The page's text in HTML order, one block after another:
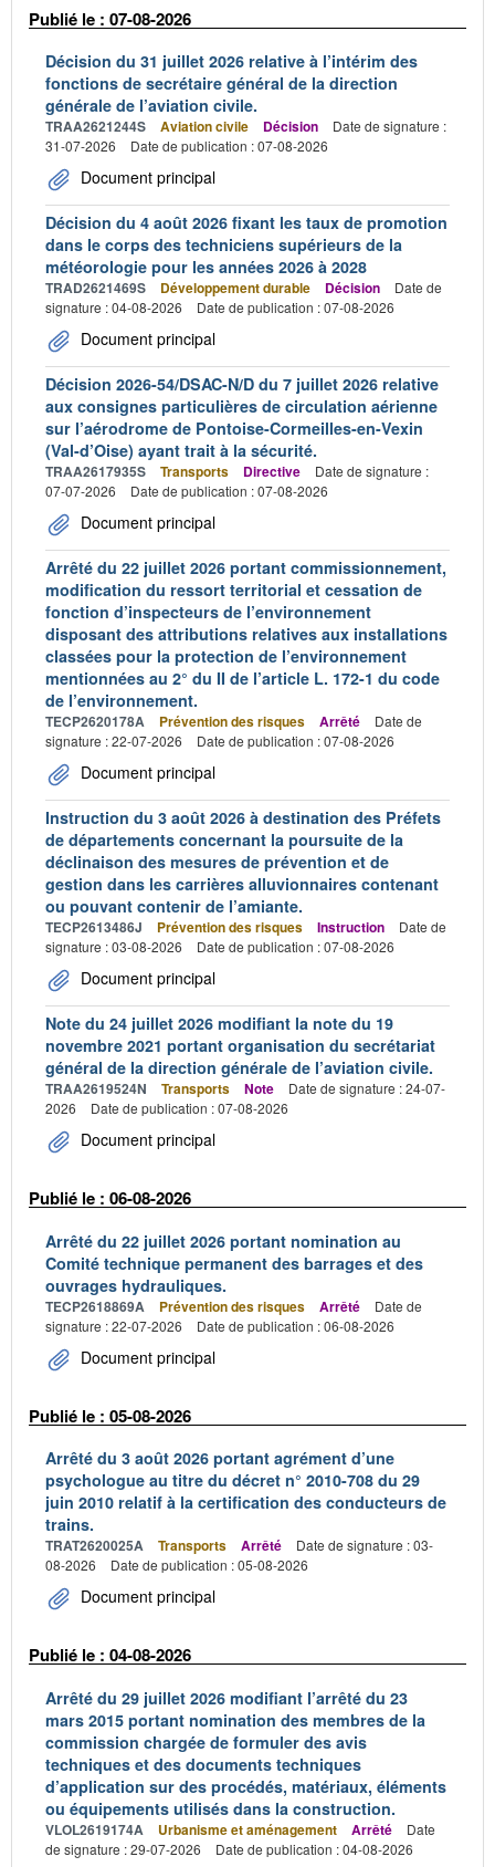
Publié le : 07-08-2026
Décision du 31 juillet 2026 relative à l’intérim des
fonctions de secrétaire général de la direction
générale de l’aviation civile.
TRAA2621244S Aviation civile Décision
Date de signature :
31-07-2026
Date de publication : 07-08-2026
Document principal
Décision du 4 août 2026 fixant les taux de promotion
dans le corps des techniciens supérieurs de la
météorologie pour les années 2026 à 2028
TRAD2621469S Développement durable Décision
Date de
signature : 04-08-2026
Date de publication : 07-08-2026
Document principal
Décision 2026-54/DSAC-N/D du 7 juillet 2026 relative
aux consignes particulières de circulation aérienne
sur l’aérodrome de Pontoise-Cormeilles-en-Vexin
(Val-d’Oise) ayant trait à la sécurité.
TRAA2617935S Transports Directive
Date de signature :
07-07-2026
Date de publication : 07-08-2026
Document principal
Arrêté du 22 juillet 2026 portant commissionnement,
modification du ressort territorial et cessation de
fonction d’inspecteurs de l’environnement
disposant des attributions relatives aux installations
classées pour la protection de l’environnement
mentionnées au 2° du II de l’article L. 172-1 du code
de l’environnement.
TECP2620178A Prévention des risques Arrêté
Date de
signature : 22-07-2026
Date de publication : 07-08-2026
Document principal
Instruction du 3 août 2026 à destination des Préfets
de départements concernant la poursuite de la
déclinaison des mesures de prévention et de
gestion dans les carrières alluvionnaires contenant
ou pouvant contenir de l’amiante.
TECP2613486J Prévention des risques Instruction
Date de
signature : 03-08-2026
Date de publication : 07-08-2026
Document principal
Note du 24 juillet 2026 modifiant la note du 19
novembre 2021 portant organisation du secrétariat
général de la direction générale de l’aviation civile.
TRAA2619524N Transports Note
Date de signature : 24-07-
2026
Date de publication : 07-08-2026
Document principal
Publié le : 06-08-2026
Arrêté du 22 juillet 2026 portant nomination au
Comité technique permanent des barrages et des
ouvrages hydrauliques.
TECP2618869A Prévention des risques Arrêté
Date de
signature : 22-07-2026
Date de publication : 06-08-2026
Document principal
Publié le : 05-08-2026
Arrêté du 3 août 2026 portant agrément d’une
psychologue au titre du décret n° 2010-708 du 29
juin 2010 relatif à la certification des conducteurs de
trains.
TRAT2620025A Transports Arrêté
Date de signature : 03-
08-2026
Date de publication : 05-08-2026
Document principal
Publié le : 04-08-2026
Arrêté du 29 juillet 2026 modifiant l’arrêté du 23
mars 2015 portant nomination des membres de la
commission chargée de formuler des avis
techniques et des documents techniques
d’application sur des procédés, matériaux, éléments
ou équipements utilisés dans la construction.
VLOL2619174A Urbanisme et aménagement Arrêté
Date
de signature : 29-07-2026
Date de publication : 04-08-2026